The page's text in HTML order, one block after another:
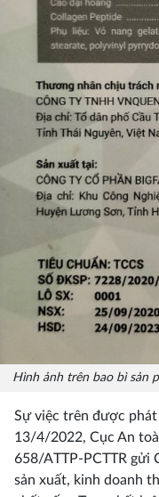
Hình ảnh trên bao bì sản
Sự việc trên được
13/4/2022, Cục An
658/ATTP-PCTTR gửi
sản xuất, kinh doanh